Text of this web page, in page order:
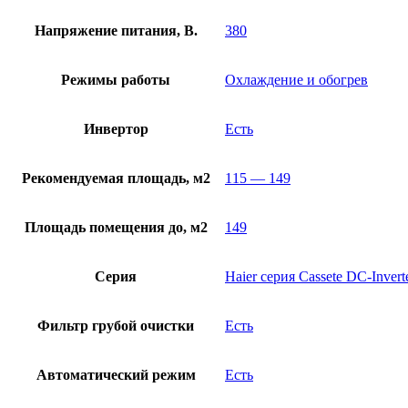
Напряжение питания, В. 380
Режимы работы Охлаждение и обогрев
Инвертор Есть
Рекомендуемая площадь, м2 115 — 149
Площадь помещения до, м2 149
Серия Haier серия Cassete DC-
Фильтр грубой очистки Есть
Автоматический режим Есть